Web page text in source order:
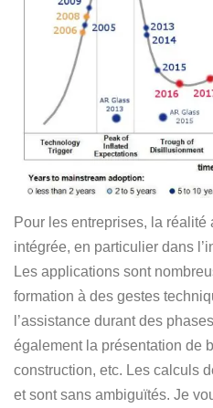
Pour les entreprises, la
intégrée, en particulier dans
Les applications sont
formation à des gestes
l’assistance durant des
également la présentation de
construction, etc. Les calculs
et sont sans ambiguïtés. Je